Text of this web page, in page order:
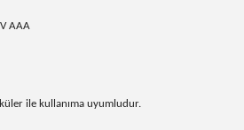
AAA
ile kullanıma uyumludur.